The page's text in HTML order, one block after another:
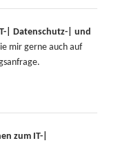
| Datenschutz-| und
mir gerne auch auf
zum IT-|